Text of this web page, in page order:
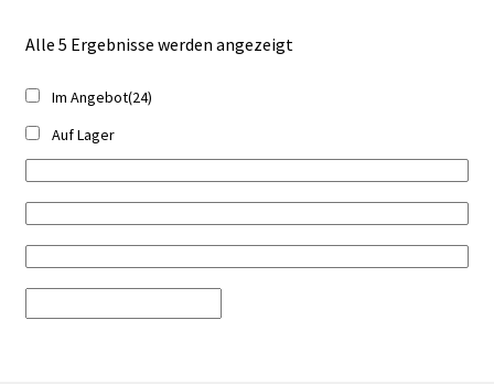
Alle 5 Ergebnisse werden angezeigt
Im Angebot(24)
Auf Lager